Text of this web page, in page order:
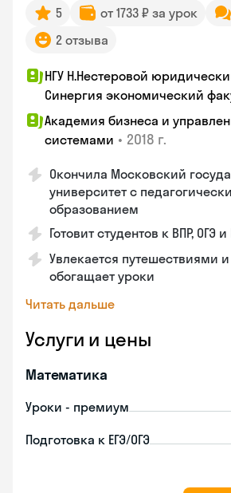
5 от 1733 ₽ за урок
2 отзыва
НГУ Н.Нестеровой
Синергия экономический
Академия бизнеса и
системами • 2018 г.
Окончила Московский
университет с
образованием
Готовит студентов к ВПР, ОГЭ и
Увлекается путешествиями
обогащает уроки
Читать дальше
Услуги и цены
Математика
Уроки - премиум
Подготовка к ЕГЭ/ОГЭ